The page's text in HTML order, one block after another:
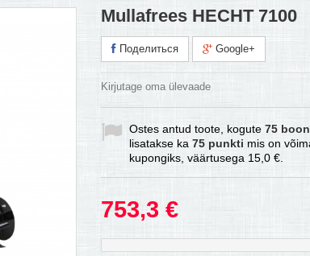
Mullafrees HECHT 7100
Поделиться Google+
Kirjutage oma ülevaade
Ostes antud toote, kogute 75
lisatakse ka 75 punkti mis on
kupongiks, väärtusega 15,0 €
753,3 €